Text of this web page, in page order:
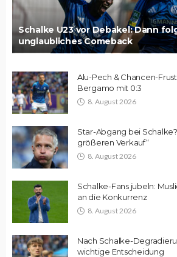
Schalke U23 vor Debakel: Dann
unglaubliches Comeback
Alu-Pech & Chancen-
Bergamo mit 0:3
8. August 2026
Star-Abgang bei
größeren Verkauf“
8. August 2026
Schalke-Fans jubeln:
an die Konkurrenz
8. August 2026
Nach Schalke-
wichtige Entscheidung